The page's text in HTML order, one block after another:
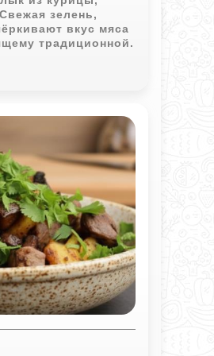
зелень,
вкус мяса
традиционной.